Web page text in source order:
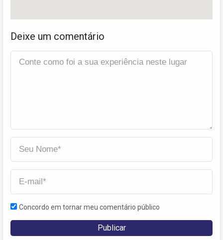
Deixe um comentário
Concordo em tornar meu comentário público